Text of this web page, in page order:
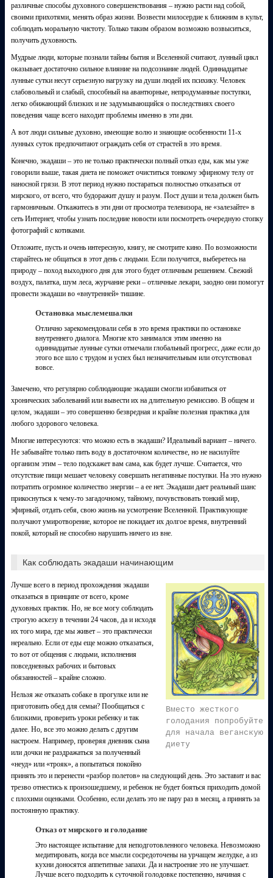
различные способы духовного совершенствования – нужно расти над собой,
своими прихотями, менять образ жизни. Возвести милосердие к ближним в культ,
соблюдать моральную чистоту. Только таким образом возможно возвыситься,
получить духовность.
Мудрые люди, которые познали тайны бытия и Вселенной считают, лунный цикл
оказывает достаточно сильное влияние на подсознание людей. Одиннадцатые
лунные сутки несут серьезную нагрузку на души людей их психику. Человек
слабовольный и слабый, способный на авантюрные, непродуманные поступки,
легко обижающий близких и не задумывающийся о последствиях своего
поведения чаще всего находит проблемы именно в эти дни.
А вот люди сильные духовно, имеющие волю и знающие особенности 11-х
лунных суток предпочитают ограждать себя от страстей в это время.
Конечно, экадаши – это не только практически полный отказ еды, как мы уже
говорили выше, такая диета не поможет очиститься тонкому эфирному телу от
наносной грязи. В этот период нужно постараться полностью отказаться от
мирского, от всего, что будоражит душу и разум. Пост души и тела должен быть
гармоничным. Откажитесь в эти дни от просмотра телевизора, не «залезайте» в
сеть Интернет, чтобы узнать последние новости или посмотреть очередную стопку
фотографий с котиками.
Отложите, пусть и очень интересную, книгу, не смотрите кино. По возможности
старайтесь не общаться в этот день с людьми. Если получится, выберетесь на
природу – поход выходного дня для этого будет отличным решением. Свежий
воздух, палатка, шум леса, журчание реки – отличные лекари, заодно они помогут
провести экадаши во «внутренней» тишине.
Остановка мыслемешалки
Отлично зарекомендовали себя в это время практики по остановке
внутреннего диалога. Многие кто занимался этим именно на
одиннадцатые лунные сутки отмечали глобальный прогресс, даже если до
этого все шло с трудом и успех был незначительным или отсутствовал
вовсе.
Замечено, что регулярно соблюдающие экадаши смогли избавиться от
хронических заболеваний или вывести их на длительную ремиссию. В общем и
целом, экадаши – это совершенно безвредная и крайне полезная практика для
любого здорового человека.
Многие интересуются: что можно есть в экадаши? Идеальный вариант – ничего.
Не забывайте только пить воду в достаточном количестве, но не насилуйте
организм этим – тело подскажет вам сама, как будет лучше. Считается, что
отсутствие пищи мешает человеку совершать негативные поступки. На это нужно
потратить огромное количество энергии – а ее нет. Экадаши дает реальный шанс
прикоснуться к чему-то загадочному, тайному, почувствовать тонкий мир,
эфирный, отдать себя, свою жизнь на усмотрение Вселенной. Практикующие
получают умиротворение, которое не покидает их долгое время, внутренний
покой, который не способно нарушить ничего из вне.
Как соблюдать экадаши начинающим
Вместо жесткого
голодания попробуйте
для начала веганскую
диету
Лучше всего в период прохождения экадаши
отказаться в принципе от всего, кроме
духовных практик. Но, не все могу соблюдать
строгую аскезу в течении 24 часов, да и исходя
их того мира, где мы живет – это практически
нереально. Если от еды еще можно отказаться,
то вот от общения с людьми, исполнения
повседневных рабочих и бытовых
обязанностей – крайне сложно.
Нельзя же отказать собаке в прогулке или не
приготовить обед для семьи? Пообщаться с
близкими, проверить уроки ребенку и так
далее. Но, все это можно делать с другим
настроем. Например, проверяя дневник сына
или дочки не раздражаться за полученный
«неуд» или «трояк», а попытаться покойно
принять это и перенести «разбор полетов» на следующий день. Это заставит и вас
трезво отнестись к произошедшему, и ребенок не будет бояться приходить домой
с плохими оценками. Особенно, если делать это не пару раз в месяц, а принять за
постоянную практику.
Отказ от мирского и голодание
Это настоящее испытание для неподготовленного человека. Невозможно
медитировать, когда все мысли сосредоточены на урчащем желудке, а из
кухни доносятся аппетитные запахи. Да и настроение это не улучшает.
Лучше всего подходить к суточной голодовке постепенно, начиная с